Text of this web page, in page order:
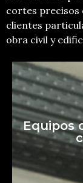
cortes precisos
clientes
obra civil y
Equipos